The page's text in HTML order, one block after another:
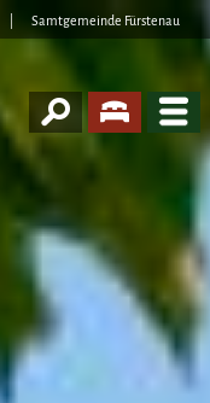
Samtgemeinde Fürstenau